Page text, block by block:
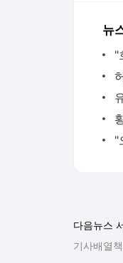
뉴
다음뉴스
기사배열